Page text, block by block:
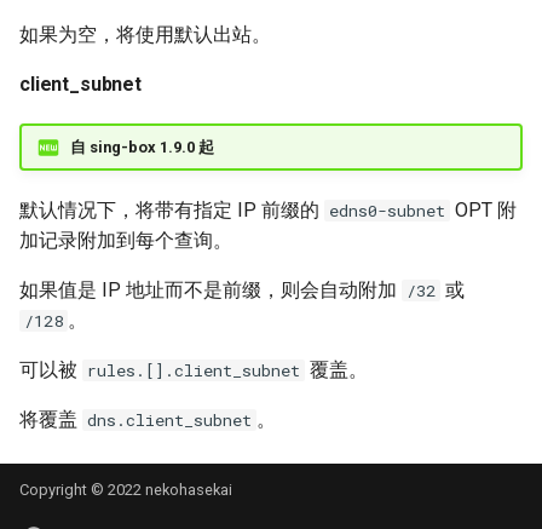
如果为空，将使用默认出站。
client_subnet
自 sing-box 1.9.0 起
默认情况下，将带有指定 IP 前缀的 edns0-subnet OPT 附
加记录附加到每个查询。
如果值是 IP 地址而不是前缀，则会自动附加 /32 或
/128 。
可以被 rules.[].client_subnet 覆盖。
将覆盖 dns.client_subnet 。
Copyright © 2022 nekohasekai